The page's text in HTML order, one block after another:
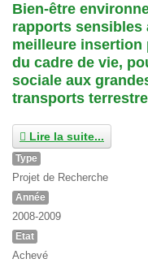
Bien-être
rapports sensibles
meilleure insertion
du cadre de vie,
sociale aux
transports
Lire la suite...
Type
Projet de Recherche
Année
2008-2009
Etat
Achevé